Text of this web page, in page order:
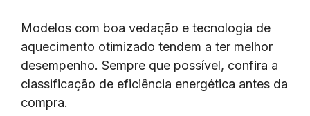
Modelos com boa vedação e tecnologia de
aquecimento otimizado tendem a ter melhor
desempenho. Sempre que possível, confira a
classificação de eficiência energética antes da
compra.